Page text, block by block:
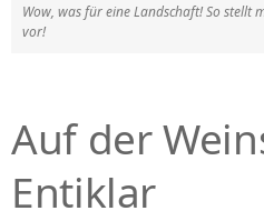
Wow, was für eine Landschaft! So stellt
vor!
Auf der
Entiklar